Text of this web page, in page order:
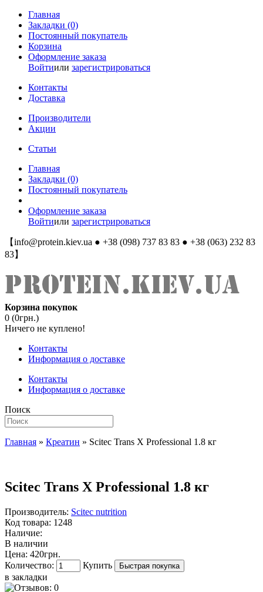
Главная
Закладки (0)
Постоянный покупатель
Корзина
Оформление заказа
Войтиили зарегистрироваться
Контакты
Доставка
Производители
Акции
Статьи
Главная
Закладки (0)
Постоянный покупатель
Оформление заказа
Войтиили зарегистрироваться
【info@protein.kiev.ua ● +38 (098) 737 83 83 ● +38 (063) 232 83
83】
Корзина покупок
0 (0грн.)
Ничего не куплено!
Контакты
Информация о доставке
Контакты
Информация о доставке
Поиск
Главная » Креатин » Scitec Trans X Professional 1.8 кг
Scitec Trans X Professional 1.8 кг
Производитель: Scitec nutrition
Код товара: 1248
Наличие:
В наличии
Цена: 420грн.
Количество:
Купить
в закладки